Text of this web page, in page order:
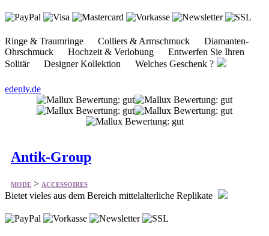
Ringe & Traumringe Colliers & Armschmuck Diamanten-
Ohrschmuck Hochzeit & Verlobung Entwerfen Sie Ihren
Solitär Designer Kollektion Welches Geschenk ?
edenly.de
Antik-Group
MODE > ACCESSOIRES
Bietet vieles aus dem Bereich mittelalterliche Replikate